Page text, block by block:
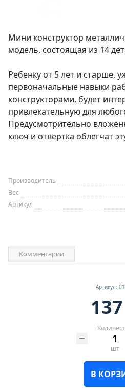
Мини конструктор
модель, состоящая из 14
Ребенку от 5 лет и старше,
первоначальные навыки
конструкторами, будет
привлекательную для
Предусмотрительно
ключ и отвертка облегчат
Производитель
Вес
Артикул
Комментарии
Артикул:
шт
В